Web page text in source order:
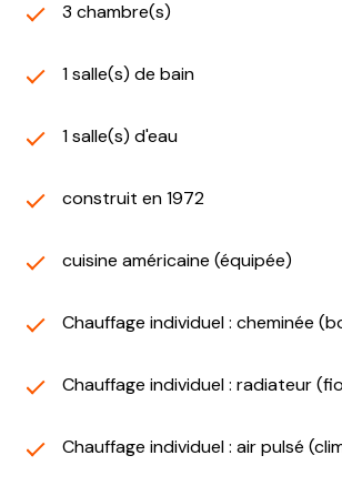
3 chambre(s)
1 salle(s) de bain
1 salle(s) d'eau
construit en 1972
cuisine américaine (équipée)
Chauffage individuel : cheminée
Chauffage individuel : radiateur
Chauffage individuel : air pulsé